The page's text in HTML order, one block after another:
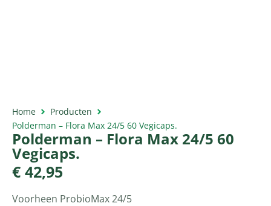
Home
Producten
Polderman – Flora Max 24/5 60 Vegicaps.
Polderman – Flora Max 24/5 60
Vegicaps.
€ 42,95
Voorheen ProbioMax 24/5